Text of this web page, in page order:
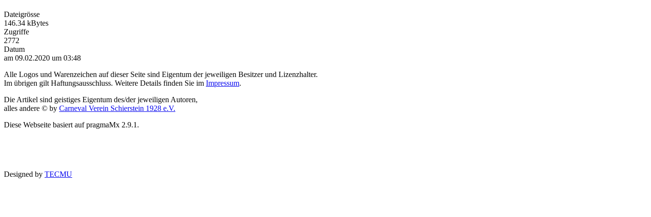
Dateigrösse
146.34 kBytes
Zugriffe
2772
Datum
am 09.02.2020 um 03:48
Alle Logos und Warenzeichen auf dieser Seite sind Eigentum der jeweiligen Besitzer und Lizenzhalter.
Im übrigen gilt Haftungsausschluss. Weitere Details finden Sie im Impressum.
Die Artikel sind geistiges Eigentum des/der jeweiligen Autoren,
alles andere © by Carneval Verein Schierstein 1928 e.V.
Diese Webseite basiert auf pragmaMx 2.9.1.
Designed by TECMU